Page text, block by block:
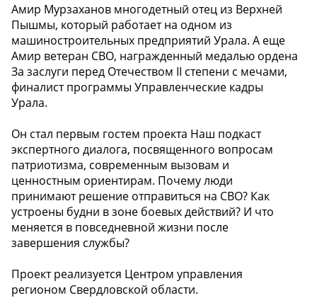
Амир Мурзаханов многодетный отец из Верхней
Пышмы, который работает на одном из
машиностроительных предприятий Урала. А еще
Амир ветеран СВО, награжденный медалью ордена
За заслуги перед Отечеством II степени с мечами,
финалист программы Управленческие кадры
Урала.
Он стал первым гостем проекта Наш подкаст
экспертного диалога, посвященного вопросам
патриотизма, современным вызовам и
ценностным ориентирам. Почему люди
принимают решение отправиться на СВО? Как
устроены будни в зоне боевых действий? И что
меняется в повседневной жизни после
завершения службы?
Проект реализуется Центром управления
регионом Свердловской области.